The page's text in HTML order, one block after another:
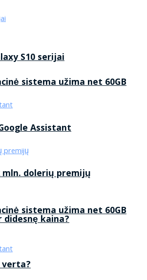
S10 serijai
sistema užima net 60GB
sistema užima net 60GB
Assistant
mln. dolerių premijų
didesnę kaina?